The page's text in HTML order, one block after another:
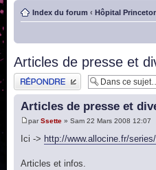
Index du forum ‹ Hôpital
Articles de presse et
Publier une réponse
Articles de presse et
parSsette » Sam 22 Mars 2008 12:07
Ici -> http://www.allocine.fr/
Articles et infos.